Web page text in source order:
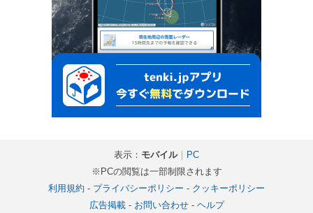
表示： モバイル｜ PC
※PCの閲覧は一部制限されます
利用規約 - プライバシーポリシー - クッキーポリシー
広告掲載- お問い合わせ- ヘルプ